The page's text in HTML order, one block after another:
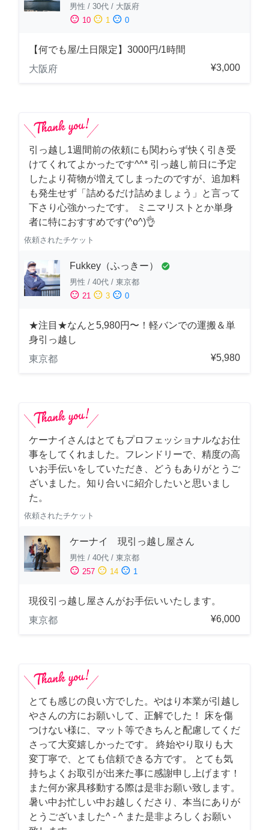
男性 / 30代 / 大阪府
sentiment_satisfied 10 sentiment_neutral 1 sentiment_dissatisfied 0
【何でも屋/土日限定】3000円/1時間
大阪府
¥3,000
引っ越し1週間前の依頼にも関わらず快く引き受
けてくれてよかったです^^* 引っ越し前日に予定
したより荷物が増えてしまったのですが、追加料
も発生せず「詰めるだけ詰めましょう」と言って
下さり心強かったです。 ミニマリストとか単身
者に特におすすめです(^o^)👌
依頼されたチケット
Fukkey（ふっきー） check_circle
男性 / 40代 / 東京都
sentiment_satisfied 21 sentiment_neutral 3 sentiment_dissatisfied 0
★注目★なんと5,980円〜！軽バンでの運搬＆単
身引っ越し
東京都
¥5,980
ケーナイさんはとてもプロフェッショナルなお仕
事をしてくれました。フレンドリーで、精度の高
いお手伝いをしていただき、どうもありがとうご
ざいました。知り合いに紹介したいと思いまし
た。
依頼されたチケット
ケーナイ 現引っ越し屋さん
男性 / 40代 / 東京都
sentiment_satisfied 257 sentiment_neutral 14 sentiment_dissatisfied 1
現役引っ越し屋さんがお手伝いいたします。
東京都
¥6,000
とても感じの良い方でした。やはり本業が引越し
やさんの方にお願いして、正解でした！ 床を傷
つけない様に、マット等できちんと配慮してくだ
さって大変嬉しかったです。 終始やり取りも大
変丁寧で、とても信頼できる方です。 とても気
持ちよくお取引が出来た事に感謝申し上げます！
また何か家具移動する際は是非お願い致します。
暑い中お忙しい中お越しくださり、本当にありが
とうございました^ - ^ また是非よろしくお願い